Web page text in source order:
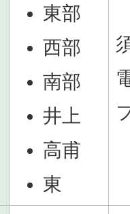
東部
西部
南部
井上
高甫
東